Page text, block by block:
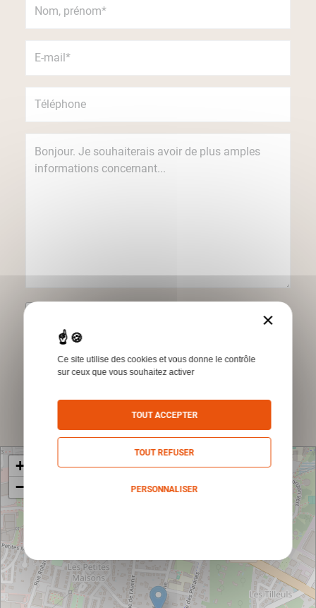
concernant les produits et services Humbert
par e-mail.
*Champs obligatoires
Envoyer
+
−
×
Ce site utilise des cookies et vous donne le contrôle
sur ceux que vous souhaitez activer
TOUT ACCEPTER
TOUT REFUSER
PERSONNALISER